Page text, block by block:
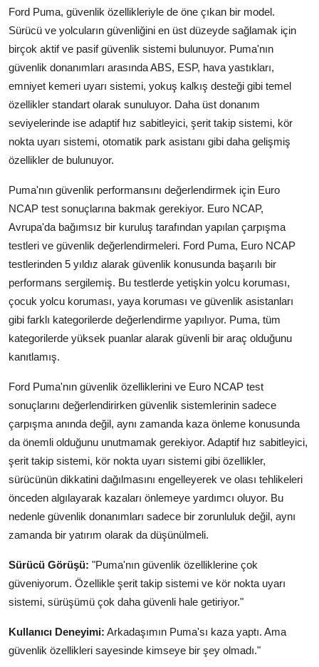
Ford Puma, güvenlik özellikleriyle de öne çıkan bir model.
Sürücü ve yolcuların güvenliğini en üst düzeyde sağlamak için
birçok aktif ve pasif güvenlik sistemi bulunuyor. Puma'nın
güvenlik donanımları arasında ABS, ESP, hava yastıkları,
emniyet kemeri uyarı sistemi, yokuş kalkış desteği gibi temel
özellikler standart olarak sunuluyor. Daha üst donanım
seviyelerinde ise adaptif hız sabitleyici, şerit takip sistemi, kör
nokta uyarı sistemi, otomatik park asistanı gibi daha gelişmiş
özellikler de bulunuyor.
Puma'nın güvenlik performansını değerlendirmek için Euro
NCAP test sonuçlarına bakmak gerekiyor. Euro NCAP,
Avrupa'da bağımsız bir kuruluş tarafından yapılan çarpışma
testleri ve güvenlik değerlendirmeleri. Ford Puma, Euro NCAP
testlerinden 5 yıldız alarak güvenlik konusunda başarılı bir
performans sergilemiş. Bu testlerde yetişkin yolcu koruması,
çocuk yolcu koruması, yaya koruması ve güvenlik asistanları
gibi farklı kategorilerde değerlendirme yapılıyor. Puma, tüm
kategorilerde yüksek puanlar alarak güvenli bir araç olduğunu
kanıtlamış.
Ford Puma'nın güvenlik özelliklerini ve Euro NCAP test
sonuçlarını değerlendirirken güvenlik sistemlerinin sadece
çarpışma anında değil, aynı zamanda kaza önleme konusunda
da önemli olduğunu unutmamak gerekiyor. Adaptif hız sabitleyici,
şerit takip sistemi, kör nokta uyarı sistemi gibi özellikler,
sürücünün dikkatini dağılmasını engelleyerek ve olası tehlikeleri
önceden algılayarak kazaları önlemeye yardımcı oluyor. Bu
nedenle güvenlik donanımları sadece bir zorunluluk değil, aynı
zamanda bir yatırım olarak da düşünülmeli.
Sürücü Görüşü: "Puma'nın güvenlik özelliklerine çok
güveniyorum. Özellikle şerit takip sistemi ve kör nokta uyarı
sistemi, sürüşümü çok daha güvenli hale getiriyor."
Kullanıcı Deneyimi: Arkadaşımın Puma'sı kaza yaptı. Ama
güvenlik özellikleri sayesinde kimseye bir şey olmadı."